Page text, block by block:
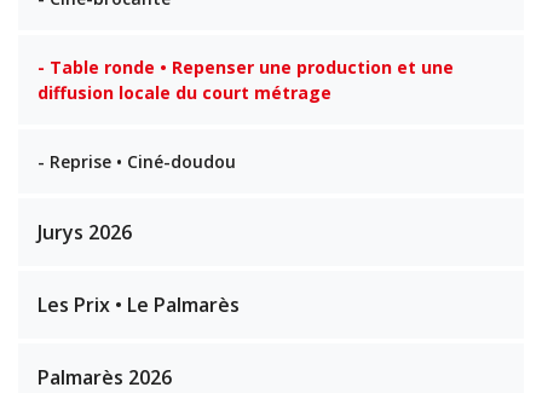
- Table ronde • Repenser une production et une
diffusion locale du court métrage
- Reprise • Ciné-doudou
Jurys 2026
Les Prix • Le Palmarès
Palmarès 2026